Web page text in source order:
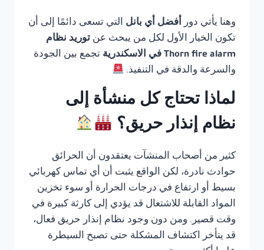
وهنا يأتي دور أفضل أي بانل التي تسعى دائمًا إلى أن
تكون الخيار الأول لكل من يبحث عن توريد نظام
Thorn fire alarm في الاسكندرية
تجمع بين الجودة
والسرعة والدقة في التنفيذ.
لماذا تحتاج كل منشأة إلى
نظام إنذار حريق؟
كثير من أصحاب المنشآت يعتقدون أن الحرائق
حوادث نادرة، لكن الواقع يثبت أن أي تماس كهربائي
بسيط أو ارتفاع في درجات الحرارة أو سوء تخزين
المواد القابلة للاشتعال قد يؤدي إلى كارثة كبيرة في
وقت قصير. ومن دون وجود نظام إنذار حريق فعال،
قد يتأخر اكتشاف المشكلة حتى تصبح السيطرة